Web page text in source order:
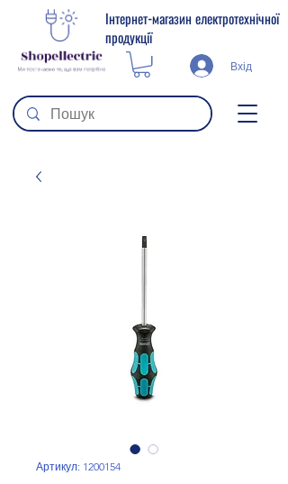
Інтернет-магазин електротехнічної
продукції
Вхід
Артикул: 1200154